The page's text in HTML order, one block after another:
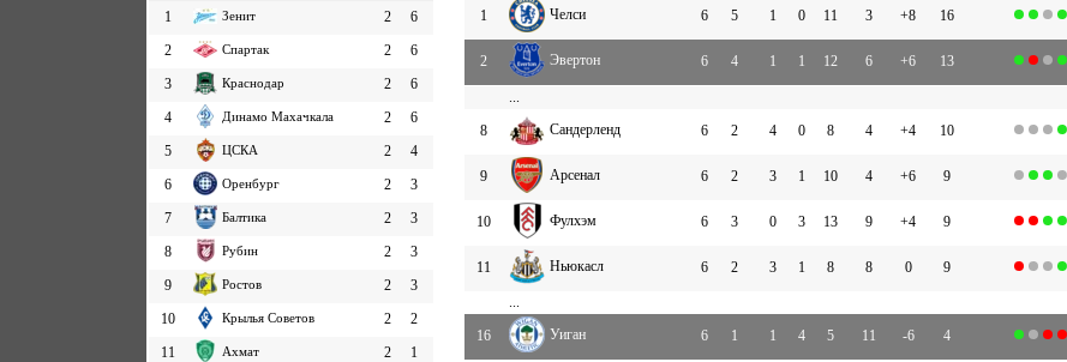
1 Зенит 2
6
2
Спартак 2
6
3
Краснодар 2
6
4
Динамо Махачкала 2
6
5
ЦСКА 2
4
6
Оренбург 2
3
7
Балтика 2
3
8
Рубин 2
3
9
Ростов 2
3
10
Крылья Советов 2
2
11
Ахмат 2
1
1 Челси 6 5 1 0 11 3 +8 16
2 Эвертон 6 4 1 1 12 6 +6 13
...
8
Сандерленд 6 2 4 0 8 4 +4 10
9 Арсенал 6 2 3 1 10 4 +6 9
10 Фулхэм 6 3 0 3 13 9 +4 9
11 Ньюкасл 6 2 3 1 8 8 0 9
...
16
Уиган 6 1 1 4 5 11 -6 4